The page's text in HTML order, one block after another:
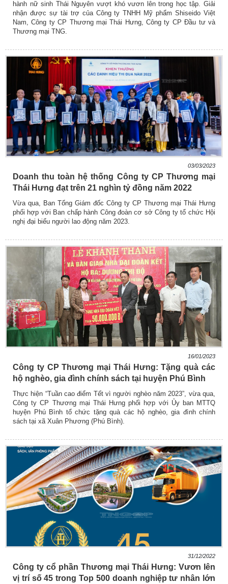
hành nữ sinh Thái Nguyên vượt khó vươn lên trong học tập. Giải
nhận được sự tài trợ của Công ty TNHH Mỹ phẩm Shiseido Việt
Nam, Công ty CP Thương mại Thái Hưng, Công ty CP Đầu tư và
Thương mại TNG.
03/03/2023
Doanh thu toàn hệ thống Công ty CP Thương mại
Thái Hưng đạt trên 21 nghìn tỷ đồng năm 2022
Vừa qua, Ban Tổng Giám đốc Công ty CP Thương mại Thái Hưng
phối hợp với Ban chấp hành Công đoàn cơ sở Công ty tổ chức Hội
nghị đại biểu người lao động năm 2023.
16/01/2023
Công ty CP Thương mại Thái Hưng: Tặng quà các
hộ nghèo, gia đình chính sách tại huyện Phú Bình
Thực hiện “Tuần cao điểm Tết vì người nghèo năm 2023”, vừa qua,
Công ty CP Thương mại Thái Hưng phối hợp với Ủy ban MTTQ
huyện Phú Bình tổ chức tặng quà các hộ nghèo, gia đình chính
sách tại xã Xuân Phương (Phú Bình).
31/12/2022
Công ty cổ phần Thương mại Thái Hưng: Vươn lên
vị trí số 45 trong Top 500 doanh nghiệp tư nhân lớn